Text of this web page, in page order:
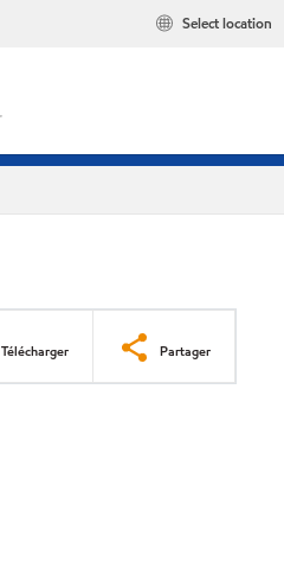
Select location
Télécharger Partager